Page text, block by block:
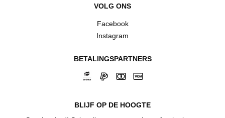
VOLG ONS
Facebook
Instagram
BETALINGSPARTNERS
BLIJF OP DE HOOGTE